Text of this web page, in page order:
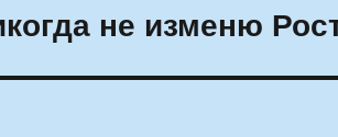
не изменю